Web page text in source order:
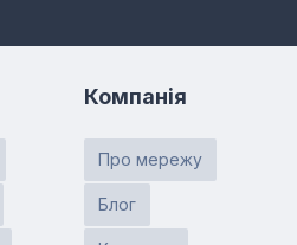
Компанія
Про мережу
Блог